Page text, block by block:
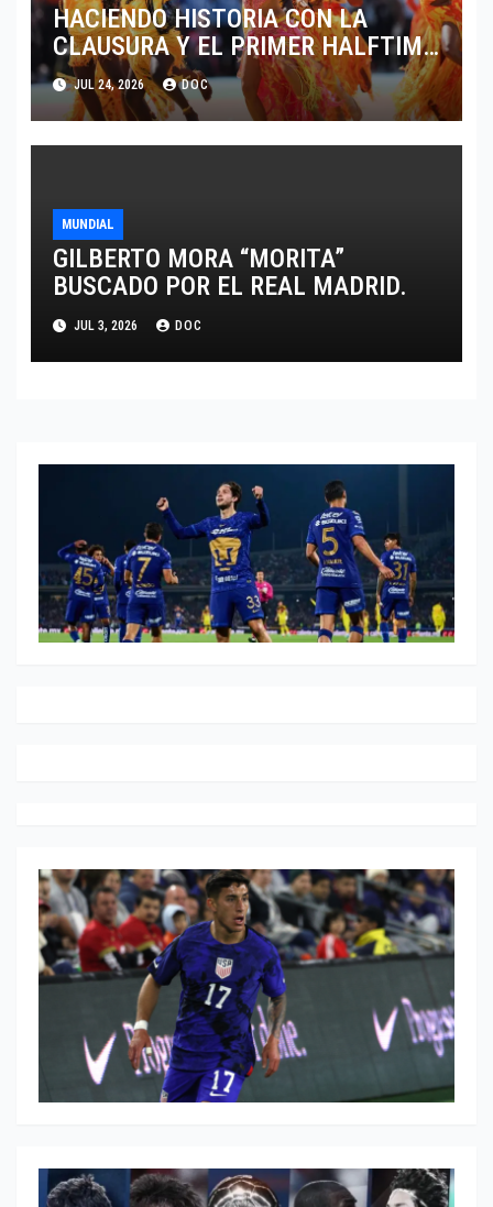
HACIENDO HISTORIA CON LA
CLAUSURA Y EL PRIMER HALFTIME
SHOW EN LA HISTORIA DEL
MUNDIAL 2026
JUL 24, 2026 DOC
MUNDIAL
GILBERTO MORA “MORITA”
BUSCADO POR EL REAL MADRID.
JUL 3, 2026 DOC